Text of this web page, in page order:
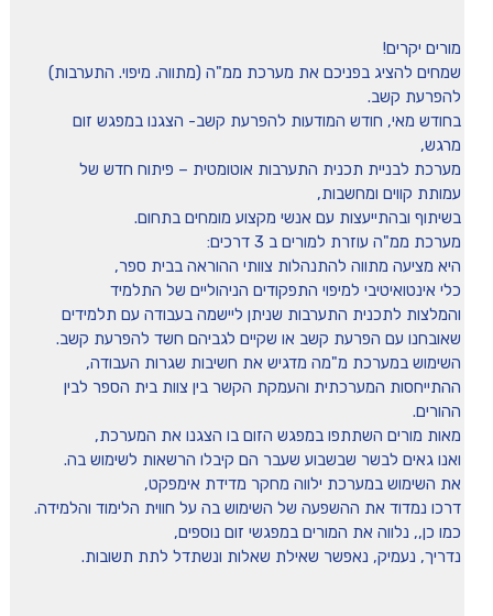
טיפים
משחקים ופעילויות
הכה את המומחה
מורים יקרים!
שמחים להציג בפניכם את מערכת ממ"ה (מתווה. מיפוי. התערבות)
להפרעת קשב.
בחודש מאי, חודש המודעות להפרעת קשב- הצגנו במפגש זום
מרגש,
מערכת לבניית תכנית התערבות אוטומטית – פיתוח חדש של
עמותת קווים ומחשבות,
בשיתוף ובהתייעצות עם אנשי מקצוע מומחים בתחום.
מערכת ממ"ה עוזרת למורים ב 3 דרכים:
היא מציעה מתווה להתנהלות צוותי ההוראה בבית ספר,
כלי אינטואיטיבי למיפוי התפקודים הניהוליים של התלמיד
והמלצות לתכנית התערבות שניתן ליישמה בעבודה עם תלמידים
שאובחנו עם הפרעת קשב או שקיים לגביהם חשד להפרעת קשב.
השימוש במערכת מ"מה מדגיש את חשיבות שגרות העבודה,
ההתייחסות המערכתית והעמקת הקשר בין צוות בית הספר לבין
ההורים.
מאות מורים השתתפו במפגש הזום בו הצגנו את המערכת,
ואנו גאים לבשר שבשבוע שעבר הם קיבלו הרשאות לשימוש בה.
את השימוש במערכת ילווה מחקר מדידת אימפקט,
דרכו נמדוד את ההשפעה של השימוש בה על חווית הלימוד והלמידה.
כמו כן,, נלווה את המורים במפגשי זום נוספים,
נדריך, נעמיק, נאפשר שאילת שאלות ונשתדל לתת תשובות.